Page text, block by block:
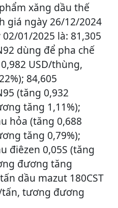
xăng dầu thế
giá ngày 26/12/2024
01/2025 là: 81,305
dùng để pha chế
USD/thùng,
84,605
(tăng 0,932
tăng 1,11%);
hỏa (tăng 0,688
tăng 0,79%);
điêzen 0,05S (tăng
đương tăng
dầu mazut 180CST
tấn, tương đương